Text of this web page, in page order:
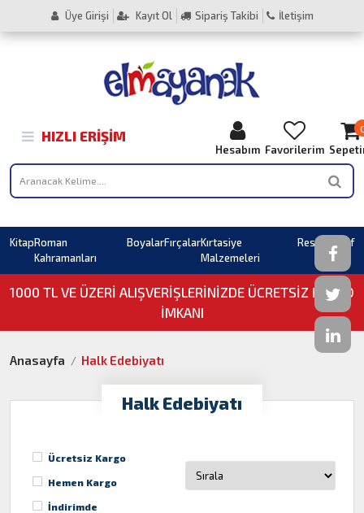
Üye Girişi Kayıt Ol Sipariş Takibi İletişim
HIZLI ERIŞIM
Hesabım Favorilerim
KitapRoman
Kahramanları
BoyalarFırçalarKırtasiye
Malzemeleri
Resim Sahaf
1000 TL VE ÜZERI ALIŞVERIŞLERINIZDE ÜCRETSİZ KARGO
İMKANI
Anasayfa Halk Edebiyatı
Halk Edebiyatı
Ücretsiz Kargo
Hemen Kargo
İndirimde